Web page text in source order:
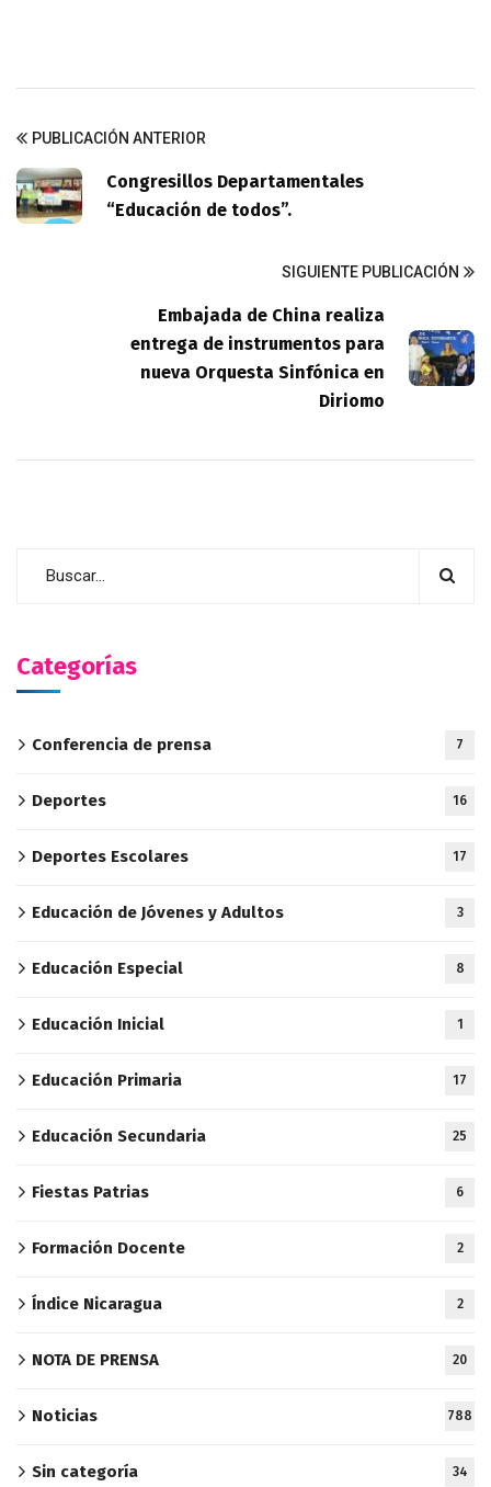
PUBLICACIÓN ANTERIOR
Congresillos Departamentales
“Educación de todos”.
SIGUIENTE PUBLICACIÓN
Embajada de China realiza
entrega de instrumentos para
nueva Orquesta Sinfónica en
Diriomo
Categorías
Conferencia de prensa 7
Deportes 16
Deportes Escolares 17
Educación de Jóvenes y Adultos 3
Educación Especial 8
Educación Inicial 1
Educación Primaria 17
Educación Secundaria 25
Fiestas Patrias 6
Formación Docente 2
Índice Nicaragua 2
NOTA DE PRENSA 20
Noticias 788
Sin categoría 34